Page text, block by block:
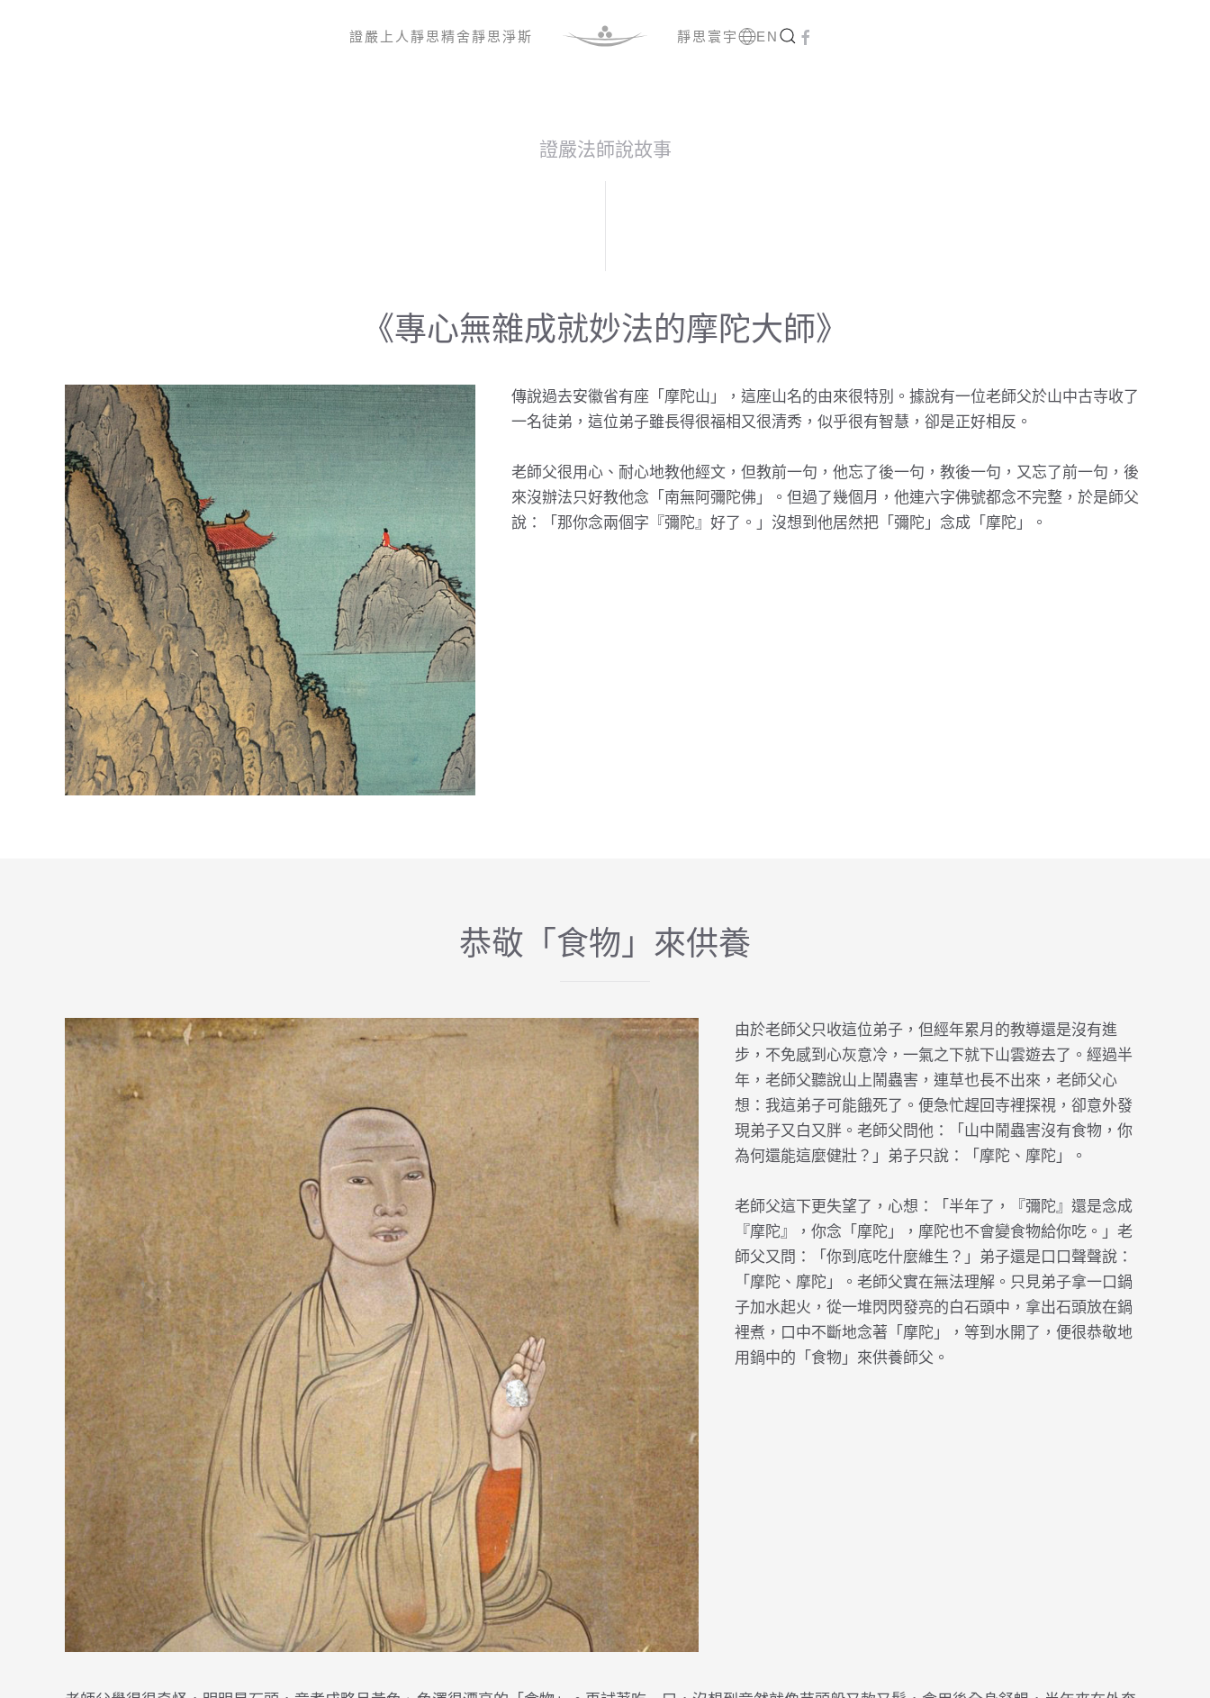
證嚴上人 靜思精舍靜思淨斯 靜思寰宇 EN
證嚴法師說故事
《專心無雜成就妙法的摩陀大師》
傳說過去安徽省有座「摩陀山」，這座山名的由來很特別。據說有一位老師父於山中古寺收了
一名徒弟，這位弟子雖長得很福相又很清秀，似乎很有智慧，卻是正好相反。
老師父很用心、耐心地教他經文，但教前一句，他忘了後一句，教後一句，又忘了前一句，後
來沒辦法只好教他念「南無阿彌陀佛」。但過了幾個月，他連六字佛號都念不完整，於是師父
說：「那你念兩個字『彌陀』好了。」沒想到他居然把「彌陀」念成「摩陀」。
恭敬「食物」來供養
由於老師父只收這位弟子，但經年累月的教導還是沒有進
步，不免感到心灰意冷，一氣之下就下山雲遊去了。經過半
年，老師父聽說山上鬧蟲害，連草也長不出來，老師父心
想：我這弟子可能餓死了。便急忙趕回寺裡探視，卻意外發
現弟子又白又胖。老師父問他：「山中鬧蟲害沒有食物，你
為何還能這麼健壯？」弟子只說：「摩陀、摩陀」。
老師父這下更失望了，心想：「半年了，『彌陀』還是念成
『摩陀』，你念「摩陀」，摩陀也不會變食物給你吃。」老
師父又問：「你到底吃什麼維生？」弟子還是口口聲聲說：
「摩陀、摩陀」。老師父實在無法理解。只見弟子拿一口鍋
子加水起火，從一堆閃閃發亮的白石頭中，拿出石頭放在鍋
裡煮，口中不斷地念著「摩陀」，等到水開了，便很恭敬地
用鍋中的「食物」來供養師父。